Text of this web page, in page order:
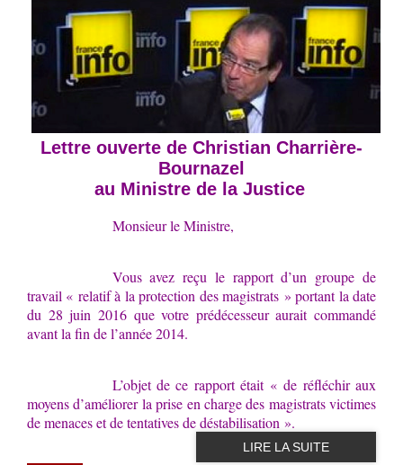
Lettre ouverte de Christian Charrière-
Bournazel
au Ministre de la Justice
Monsieur le Ministre,
Vous avez reçu le rapport d’un groupe de
travail « relatif à la protection des magistrats » portant la date
du 28 juin 2016 que votre prédécesseur aurait commandé
avant la fin de l’année 2014.
L’objet de ce rapport était « de réfléchir aux
moyens d’améliorer la prise en charge des magistrats victimes
de menaces et de tentatives de déstabilisation ».
LIRE LA SUITE